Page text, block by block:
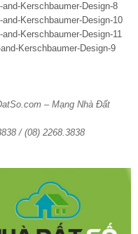
– Mạng Nhà Đất
/ (08) 2268.3838